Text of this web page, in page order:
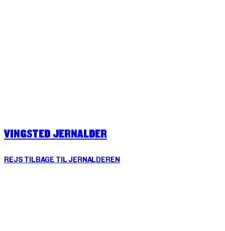
VINGSTED JERNALDER
REJS TILBAGE TIL JERNALDEREN